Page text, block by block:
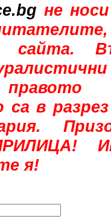
не
сайта.
в
я!